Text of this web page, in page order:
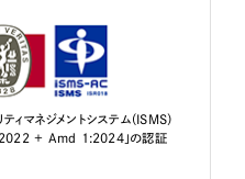
ィマネジメントシステム（ISMS）
+ Amd 1:2024」の認証